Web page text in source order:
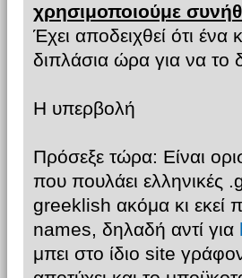
χρησιμοποιούμε
Έχει αποδειχθεί ότι ένα
διπλάσια ώρα για να το
Η υπερβολή
Πρόσεξε τώρα: Είναι
που πουλάει ελληνικές
greeklish ακόμα κι εκεί
names, δηλαδή αντί για
μπει στο ίδιο site